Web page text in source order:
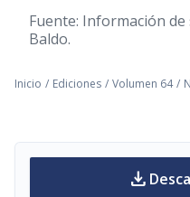
Fuente: Información
Baldo.
Inicio / Ediciones / Volumen 64 /
download